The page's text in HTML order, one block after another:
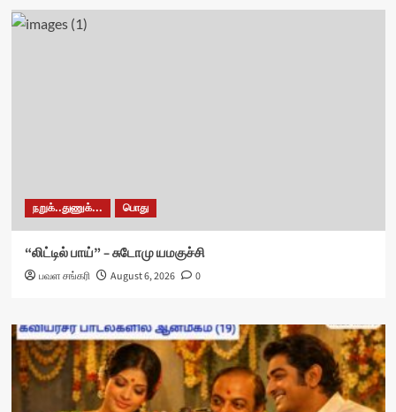
நறுக்..துணுக்... பொது
“லிட்டில் பாய்” – சுடோமு யமகுச்சி
பவள சங்கரி August 6, 2026 0